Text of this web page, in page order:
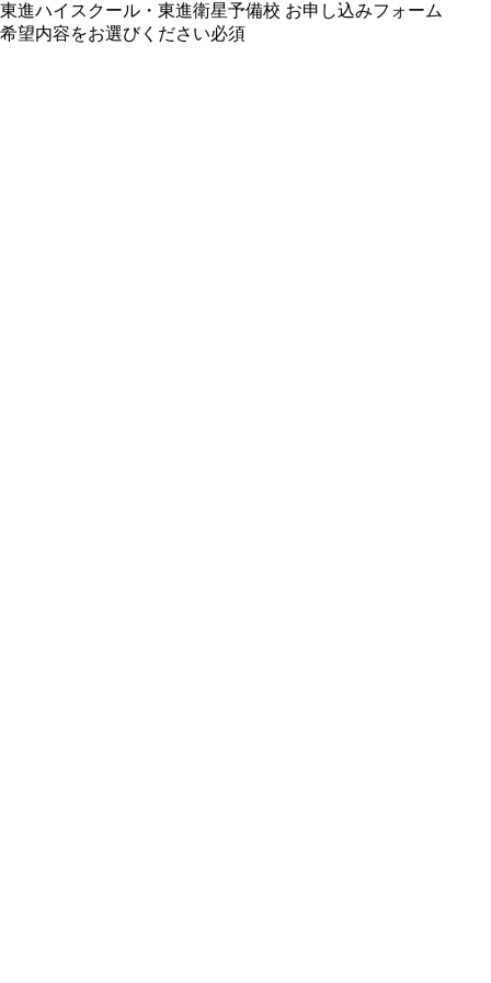
東進ハイスクール・東進衛星予備校 お申し込みフォーム
希望内容をお選びください必須